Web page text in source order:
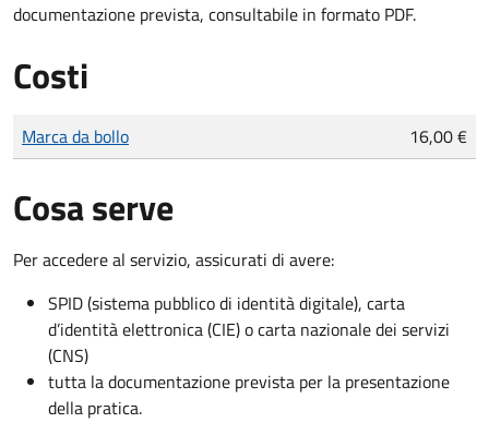
documentazione prevista, consultabile in formato PDF.
Costi
Tipo di pagamento
Importo
Marca da bollo 16,00 €
Cosa serve
Per accedere al servizio, assicurati di avere:
SPID (sistema pubblico di identità digitale), carta
d’identità elettronica (CIE) o carta nazionale dei servizi
(CNS)
tutta la documentazione prevista per la presentazione
della pratica.